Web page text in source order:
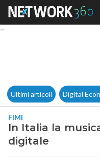
Ultimi articoli Digital
FIMI
In Italia la
digitale